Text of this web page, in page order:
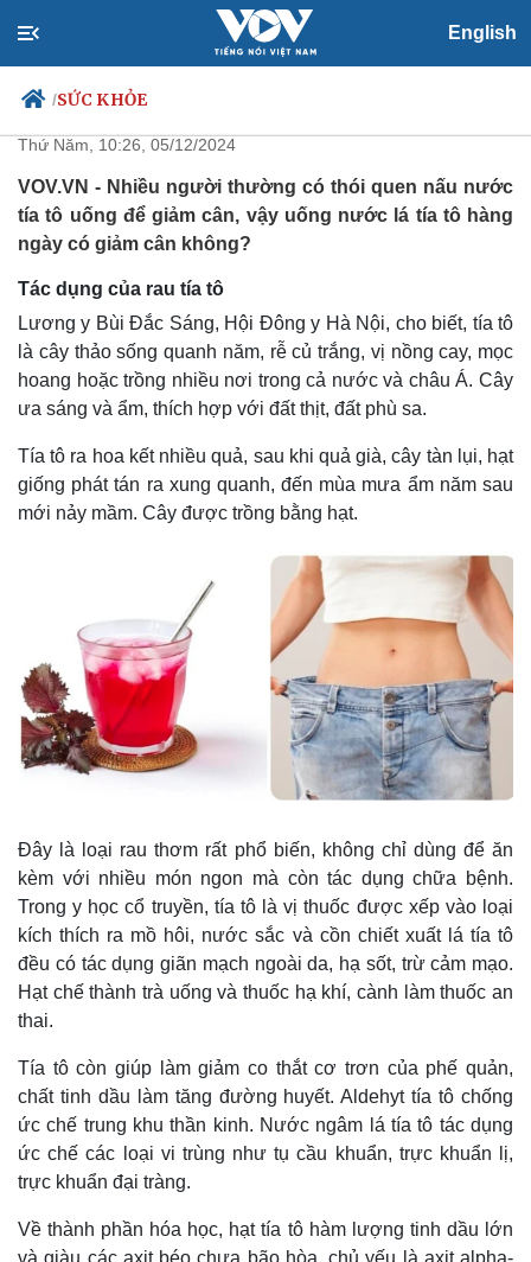
English
/SỨC KHỎE
Chính trị
Đảng
Tổ chức nhân sự
Quốc hội
Nhận diện sự thật
Xã hội
Dấu ấn VOV
Việc làm
Biển đảo
Thế giới
Quan sát
Hồ sơ
Multimedia
E-Magazine
Infographic
Uống nước lá tía tô hàng ngày có
giảm cân?
Thứ Năm, 10:26, 05/12/2024
VOV.VN - Nhiều người thường có thói quen nấu nước
tía tô uống để giảm cân, vậy uống nước lá tía tô hàng
ngày có giảm cân không?
Tác dụng của rau tía tô
Lương y Bùi Đắc Sáng, Hội Đông y Hà Nội, cho biết, tía tô
là cây thảo sống quanh năm, rễ củ trắng, vị nồng cay, mọc
hoang hoặc trồng nhiều nơi trong cả nước và châu Á. Cây
ưa sáng và ẩm, thích hợp với đất thịt, đất phù sa.
Tía tô ra hoa kết nhiều quả, sau khi quả già, cây tàn lụi, hạt
giống phát tán ra xung quanh, đến mùa mưa ẩm năm sau
mới nảy mầm. Cây được trồng bằng hạt.
Đây là loại rau thơm rất phổ biến, không chỉ dùng để ăn
kèm với nhiều món ngon mà còn tác dụng chữa bệnh.
Trong y học cổ truyền, tía tô là vị thuốc được xếp vào loại
kích thích ra mồ hôi, nước sắc và cồn chiết xuất lá tía tô
đều có tác dụng giãn mạch ngoài da, hạ sốt, trừ cảm mạo.
Hạt chế thành trà uống và thuốc hạ khí, cành làm thuốc an
thai.
Tía tô còn giúp làm giảm co thắt cơ trơn của phế quản,
chất tinh dầu làm tăng đường huyết. Aldehyt tía tô chống
ức chế trung khu thần kinh. Nước ngâm lá tía tô tác dụng
ức chế các loại vi trùng như tụ cầu khuẩn, trực khuẩn lị,
trực khuẩn đại tràng.
Về thành phần hóa học, hạt tía tô hàm lượng tinh dầu lớn
và giàu các axit béo chưa bão hòa, chủ yếu là axit alpha-